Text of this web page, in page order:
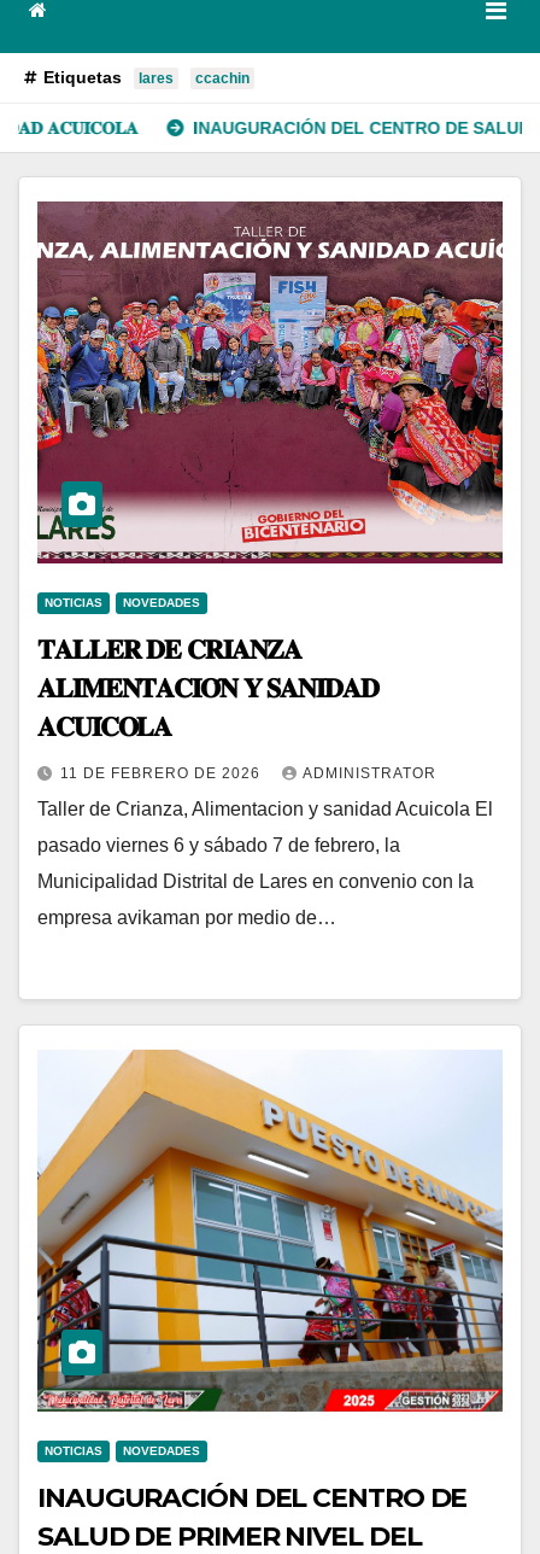
Etiquetas lares ccachin
INAUGURACIÓN DEL CENTRO DE SALUD DE
NOTICIAS NOVEDADES
𝐓𝐀𝐋𝐋𝐄𝐑 𝐃𝐄 𝐂𝐑𝐈𝐀𝐍𝐙𝐀
𝐀𝐋𝐈𝐌𝐄𝐍𝐓𝐀𝐂𝐈𝐎́𝐍 𝐘 𝐒𝐀𝐍𝐈𝐃𝐀𝐃
𝐀𝐂𝐔𝐈́𝐂𝐎𝐋𝐀
11 DE FEBRERO DE 2026 ADMINISTRATOR
Taller de Crianza, Alimentacion y sanidad Acuicola El
pasado viernes 6 y sábado 7 de febrero, la
Municipalidad Distrital de Lares en convenio con la
empresa avikaman por medio de…
NOTICIAS NOVEDADES
INAUGURACIÓN DEL CENTRO DE
SALUD DE PRIMER NIVEL DEL